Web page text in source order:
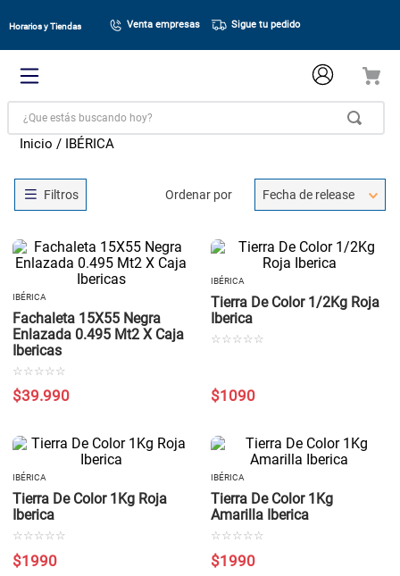
Horarios y Tiendas Venta empresas Sigue tu pedido
¿Que estás buscando hoy?
IBÉRICA
Ordenar por Fecha de release
IBÉRICA
Fachaleta 15X55 Negra
Enlazada 0.495 Mt2 X Caja
Ibericas
☆ ☆ ☆ ☆ ☆
$39.990
IBÉRICA
Tierra De Color 1/2Kg Roja
Iberica
☆ ☆ ☆ ☆ ☆
$1090
IBÉRICA
Tierra De Color 1Kg Roja
Iberica
☆ ☆ ☆ ☆ ☆
$1990
IBÉRICA
Tierra De Color 1Kg
Amarilla Iberica
☆ ☆ ☆ ☆ ☆
$1990